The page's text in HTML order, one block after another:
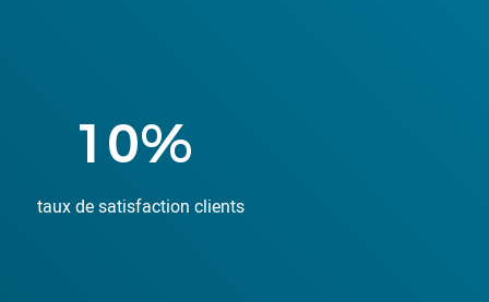
33%
taux de satisfaction clients